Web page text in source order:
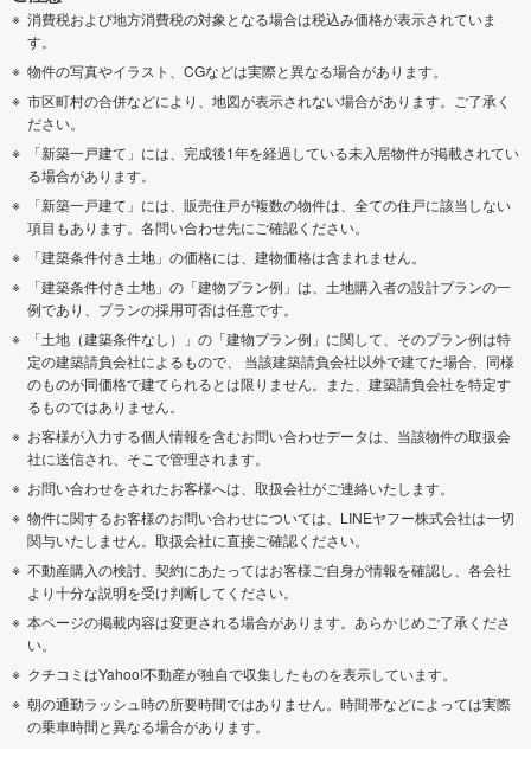
消費税および地方消費税の対象となる場合は税込み価格が表示されていま
す。
物件の写真やイラスト、CGなどは実際と異なる場合があります。
市区町村の合併などにより、地図が表示されない場合があります。ご了承く
ださい。
「新築一戸建て」には、完成後1年を経過している未入居物件が掲載されてい
る場合があります。
「新築一戸建て」には、販売住戸が複数の物件は、全ての住戸に該当しない
項目もあります。各問い合わせ先にご確認ください。
「建築条件付き土地」の価格には、建物価格は含まれません。
「建築条件付き土地」の「建物プラン例」は、土地購入者の設計プランの一
例であり、プランの採用可否は任意です。
「土地（建築条件なし）」の「建物プラン例」に関して、そのプラン例は特
定の建築請負会社によるもので、 当該建築請負会社以外で建てた場合、同様
のものが同価格で建てられるとは限りません。また、建築請負会社を特定す
るものではありません。
お客様が入力する個人情報を含むお問い合わせデータは、当該物件の取扱会
社に送信され、そこで管理されます。
お問い合わせをされたお客様へは、取扱会社がご連絡いたします。
物件に関するお客様のお問い合わせについては、LINEヤフー株式会社は一切
関与いたしません。取扱会社に直接ご確認ください。
不動産購入の検討、契約にあたってはお客様ご自身が情報を確認し、各会社
より十分な説明を受け判断してください。
本ページの掲載内容は変更される場合があります。あらかじめご了承くださ
い。
クチコミはYahoo!不動産が独自で収集したものを表示しています。
朝の通勤ラッシュ時の所要時間ではありません。時間帯などによっては実際
の乗車時間と異なる場合があります。